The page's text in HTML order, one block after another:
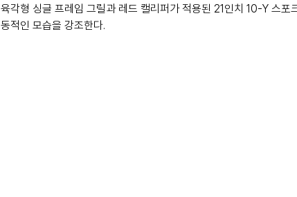
육각형 싱글 프레임 그릴과 레드 캘리퍼가 적용된 21인치 10-Y 스포
동적인 모습을 강조한다.